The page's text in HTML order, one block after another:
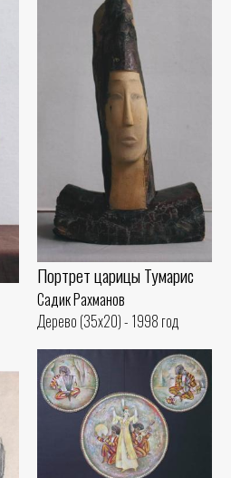
Портрет царицы Тумарис
Садик Рахманов
Дерево (35x20) - 1998 год